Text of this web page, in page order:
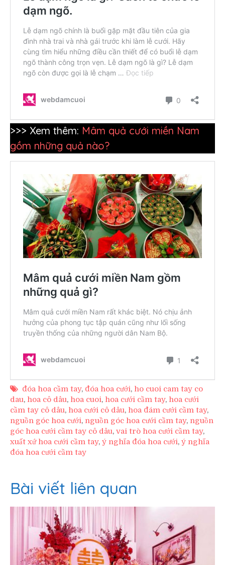
>>> Xem thêm: Mâm quả cưới miền Nam
gồm những quả nào?
đóa hoa cầm tay, đóa hoa cưới, ho cuoi cam tay co
dau, hoa cô dâu, hoa cuoi, hoa cưới cầm tay, hoa cưới
cầm tay cô dâu, hoa cưới cô dâu, hoa đám cưới cầm tay,
nguồn góc hoa cưới, nguồn góc hoa cưới cầm tay, nguồn
góc hoa cưới cầm tay cô dâu, vai trò hoa cưới cầm tay,
xuất xứ hoa cưới cầm tay, ý nghĩa đóa hoa cưới, ý nghĩa
đóa hoa cưới cầm tay
Bài viết liên quan